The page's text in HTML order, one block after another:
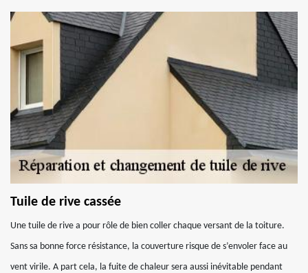
Tuile de rive cassée
Une tuile de rive a pour rôle de bien coller chaque versant de la toiture.
Sans sa bonne force résistance, la couverture risque de s’envoler face au
vent virile. A part cela, la fuite de chaleur sera aussi inévitable pendant